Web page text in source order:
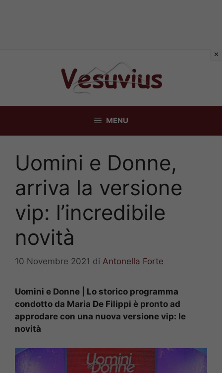
MENU
Uomini e Donne,
arriva la versione
vip: l’incredibile
novità
10 Novembre 2021 di Antonella Forte
Uomini e Donne | Lo storico programma
condotto da Maria De Filippi è pronto ad
approdare con una nuova versione vip: le
novità